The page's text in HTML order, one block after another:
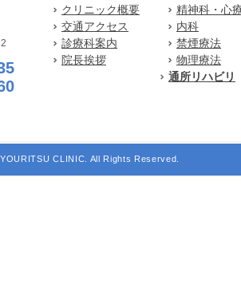
クリニック概要
交通アクセス
診療科案内
院長挨拶
精神科・心
内科
禁煙療法
物理療法
通所リハビリ
CLINIC. All Rights Reserved.